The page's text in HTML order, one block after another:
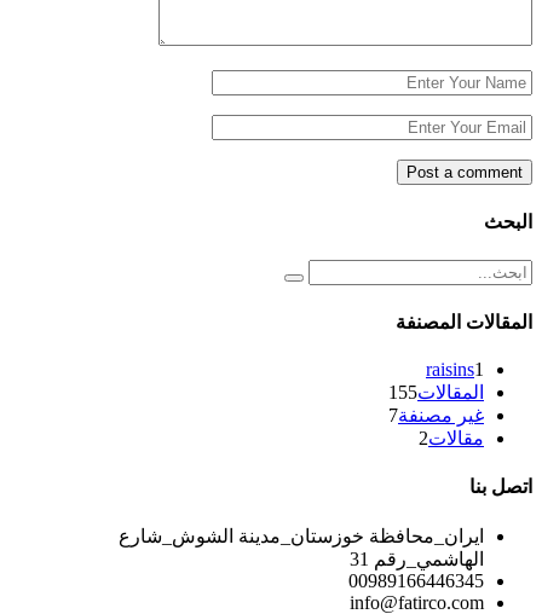
البحث
المقالات المصنفة
raisins1
المقالات155
غير مصنفة7
مقالات2
اتصل بنا
ايران_محافظة خوزستان_مدينة الشوش_شارع
الهاشمي_رقم 31
00989166446345
info@fatirco.com